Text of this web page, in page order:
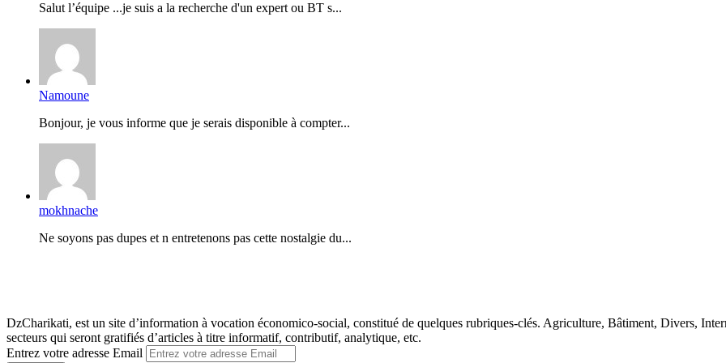
Salut l’équipe ...je suis a la recherche d'un expert ou BT s...
Namoune
Bonjour, je vous informe que je serais disponible à compter...
mokhnache
Ne soyons pas dupes et n entretenons pas cette nostalgie du...
DzCharikati, est un site d’information à vocation économico-social, constitué de quelques rubriques-clés. Agriculture, Bâtiment, Divers,
secteurs qui seront gratifiés d’articles à titre informatif, contributif, analytique, etc.
Entrez votre adresse Email